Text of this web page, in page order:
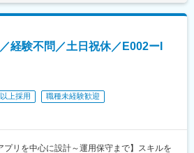
、門出駅、洛西口駅、小舞子駅、黒川駅(愛知
駅、センター南駅、北四番丁駅、稲永駅、
駅、村井駅、茅野駅、本山駅(愛知県)、さが
駅、弥生が丘駅、宮崎駅、南鹿児島駅、さっ
駅、千葉駅、虎ノ門駅、神奈川駅、市役所
駅、第一通り駅、近鉄名古屋駅、金沢駅、中
ナルパークホテル富山前、四条駅(京都市営)、
路駅、岡山駅前駅、胡町駅、高松築港駅、天
経験不問／土日祝休／E002ーI
上採用
職種未経験歓迎
プリを中心に設計～運用保守まで】スキルを